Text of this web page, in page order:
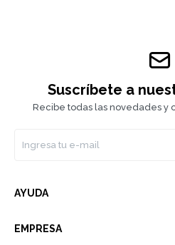
Suscríbete a
Recibe todas las novedades y
AYUDA
EMPRESA